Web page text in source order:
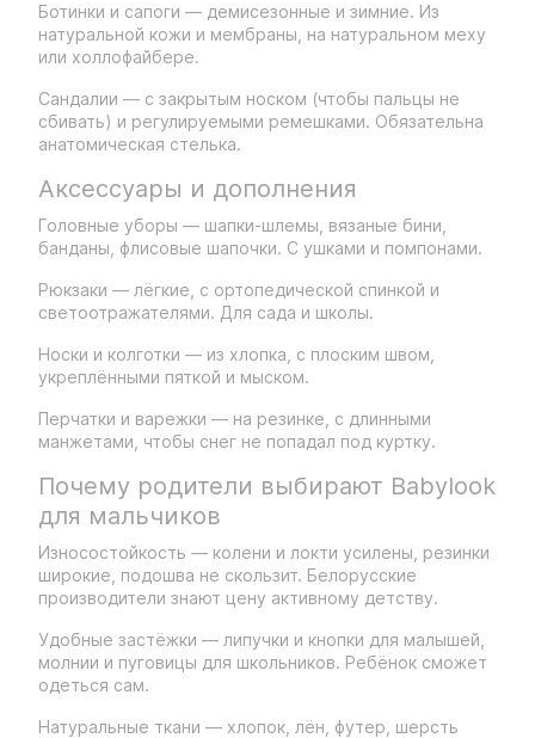
Ботинки и сапоги — демисезонные и зимние. Из
натуральной кожи и мембраны, на натуральном меху
или холлофайбере.
Сандалии — с закрытым носком (чтобы пальцы не
сбивать) и регулируемыми ремешками. Обязательна
анатомическая стелька.
Аксессуары и дополнения
Головные уборы — шапки-шлемы, вязаные бини,
банданы, флисовые шапочки. С ушками и помпонами.
Рюкзаки — лёгкие, с ортопедической спинкой и
светоотражателями. Для сада и школы.
Носки и колготки — из хлопка, с плоским швом,
укреплёнными пяткой и мыском.
Перчатки и варежки — на резинке, с длинными
манжетами, чтобы снег не попадал под куртку.
Почему родители выбирают Babylook
для мальчиков
Износостойкость — колени и локти усилены, резинки
широкие, подошва не скользит. Белорусские
производители знают цену активному детству.
Удобные застёжки — липучки и кнопки для малышей,
молнии и пуговицы для школьников. Ребёнок сможет
одеться сам.
Натуральные ткани — хлопок, лён, футер, шерсть